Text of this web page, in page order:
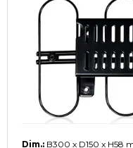
Dim.: B300 x D150 x H58